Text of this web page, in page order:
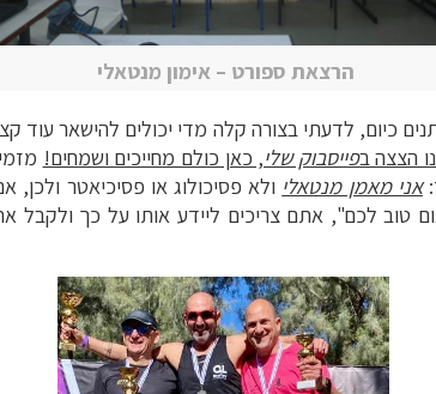
הרצאת ספורט – אימון מנטאלי
כיום, לדעתי בצורה קלה מדי יכולים להישאר
הצצה בפייסבוק שלי, כאן כולם מחייכים ושמחים!
אני מאמן מנטאלי ולא פסיכולוג או פסיכיאטר
טוב לכם", אתם צריכים ליידע אותו על כך ולקבל